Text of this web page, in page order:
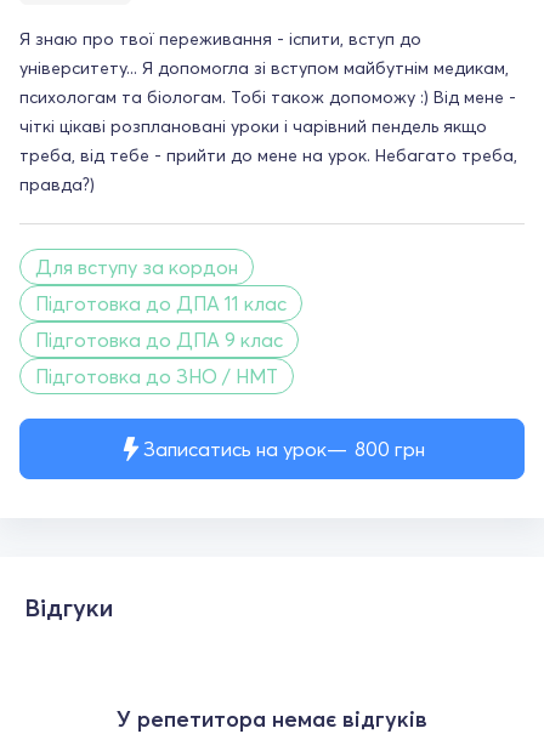
Записатись на урок 800 грн
Я знаю про твої переживання - іспити, вступ до
університету... Я допомогла зі вступом майбутнім медикам,
психологам та біологам. Тобі також допоможу :) Від мене -
чіткі цікаві розплановані уроки і чарівний пендель якщо
треба, від тебе - прийти до мене на урок. Небагато треба,
правда?)
Для вступу за кордон
Підготовка до ДПА 11 клас
Підготовка до ДПА 9 клас
Підготовка до ЗНО / НМТ
Відгуки
У репетитора немає відгуків